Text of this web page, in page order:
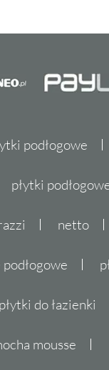
podłogowe
płytki
netto
płytki do łazienki
mousse